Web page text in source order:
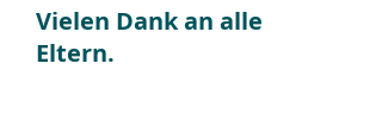
Vielen Dank an alle
Eltern.